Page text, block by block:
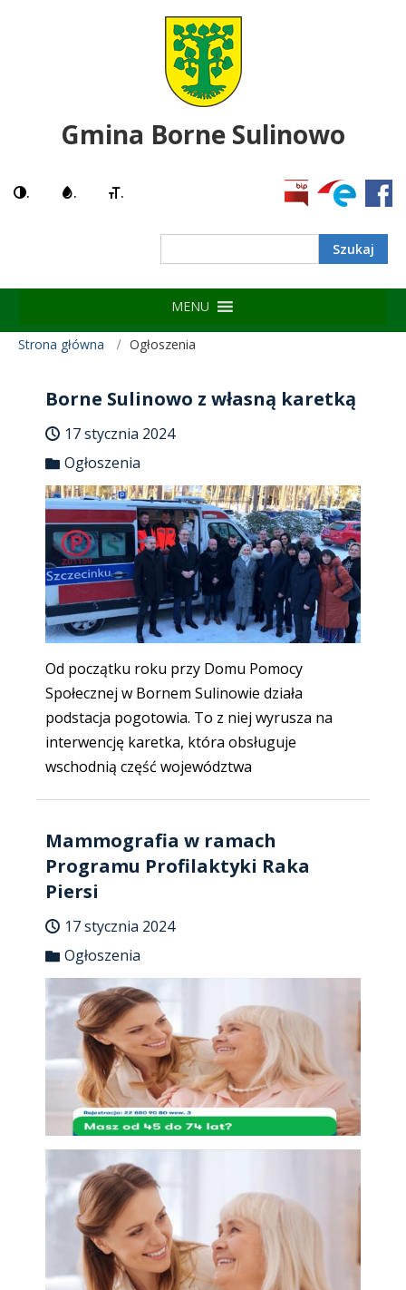
Gmina Borne Sulinowo
. . .
MENU
Strona główna Ogłoszenia
Borne Sulinowo z własną karetką
17 stycznia 2024
Ogłoszenia
Od początku roku przy Domu Pomocy
Społecznej w Bornem Sulinowie działa
podstacja pogotowia. To z niej wyrusza na
interwencję karetka, która obsługuje
wschodnią część województwa
Mammografia w ramach
Programu Profilaktyki Raka
Piersi
17 stycznia 2024
Ogłoszenia